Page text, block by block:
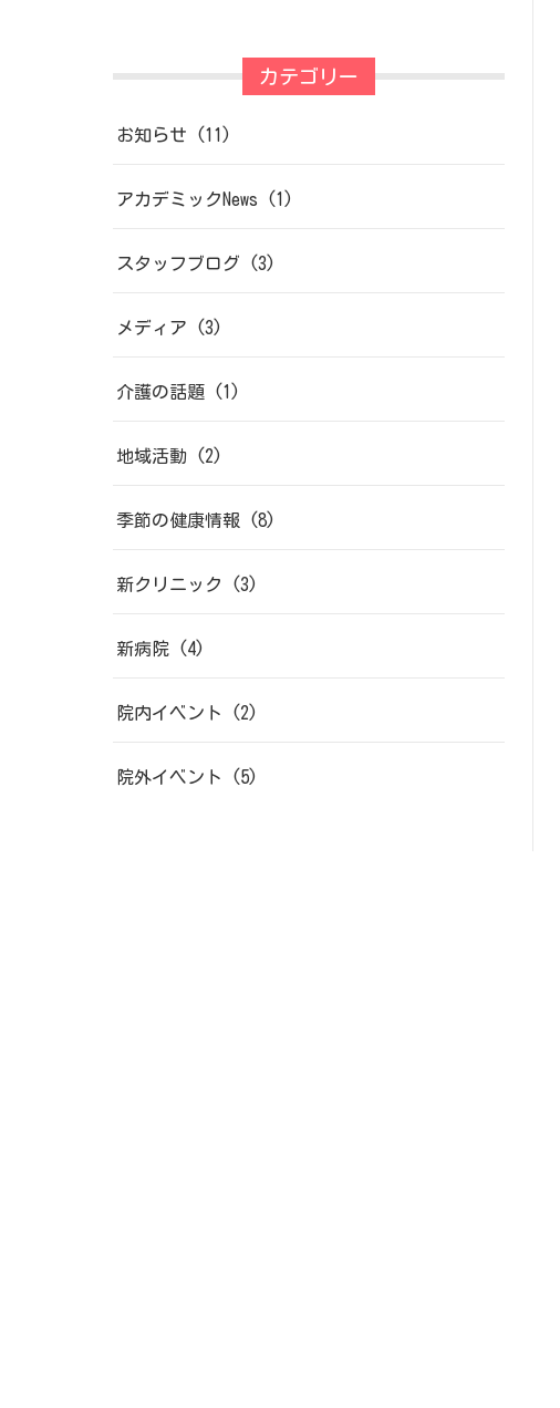
カテゴリー
お知らせ (11)
アカデミックNews (1)
スタッフブログ (3)
メディア (3)
介護の話題 (1)
地域活動 (2)
季節の健康情報 (8)
新クリニック (3)
新病院 (4)
院内イベント (2)
院外イベント (5)